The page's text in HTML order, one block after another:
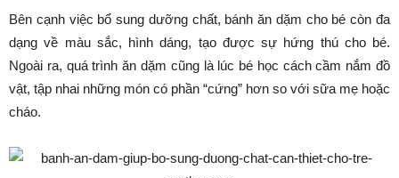
Bên cạnh việc bổ sung dưỡng chất, bánh ăn dặm cho bé còn đa
dạng về màu sắc, hình dáng, tạo được sự hứng thú cho bé.
Ngoài ra, quá trình ăn dặm cũng là lúc bé học cách cầm nắm đồ
vật, tập nhai những món có phần “cứng” hơn so với sữa mẹ hoặc
cháo.